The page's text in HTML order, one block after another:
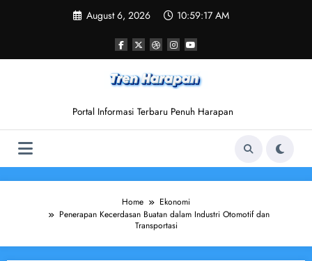
August 6, 2026 10:59:18 AM
Portal Informasi Terbaru Penuh Harapan
Home
Ekonomi
Penerapan Kecerdasan Buatan dalam Industri Otomotif dan
Transportasi